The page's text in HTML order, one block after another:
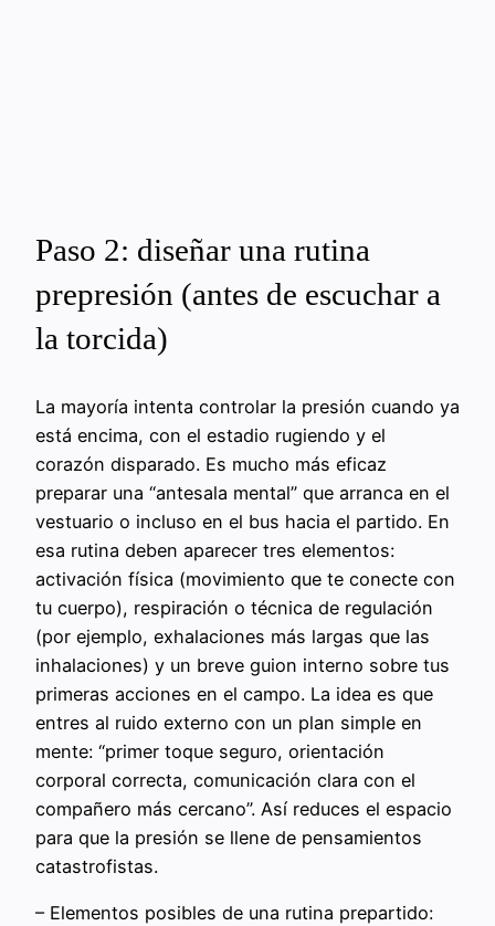
Paso 2: diseñar una rutina
prepresión (antes de escuchar a
la torcida)
La mayoría intenta controlar la presión cuando ya
está encima, con el estadio rugiendo y el
corazón disparado. Es mucho más eficaz
preparar una “antesala mental” que arranca en el
vestuario o incluso en el bus hacia el partido. En
esa rutina deben aparecer tres elementos:
activación física (movimiento que te conecte con
tu cuerpo), respiración o técnica de regulación
(por ejemplo, exhalaciones más largas que las
inhalaciones) y un breve guion interno sobre tus
primeras acciones en el campo. La idea es que
entres al ruido externo con un plan simple en
mente: “primer toque seguro, orientación
corporal correcta, comunicación clara con el
compañero más cercano”. Así reduces el espacio
para que la presión se llene de pensamientos
catastrofistas.
– Elementos posibles de una rutina prepartido: